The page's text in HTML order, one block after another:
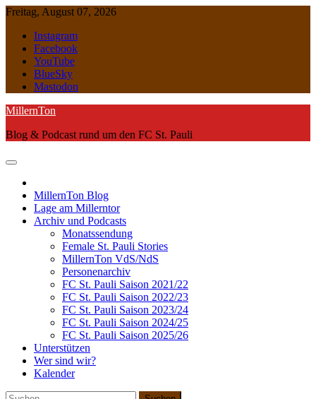
Skip
content
Freitag, August 07, 2026
Instagram
Facebook
YouTube
BlueSky
Mastodon
MillernTon
Blog & Podcast rund um den FC St. Pauli
MillernTon Blog
Lage am Millerntor
Archiv und Podcasts
Monatssendung
Female St. Pauli Stories
MillernTon VdS/NdS
Personenarchiv
FC St. Pauli Saison 2021/22
FC St. Pauli Saison 2022/23
FC St. Pauli Saison 2023/24
FC St. Pauli Saison 2024/25
FC St. Pauli Saison 2025/26
Unterstützen
Wer sind wir?
Kalender
Suchen